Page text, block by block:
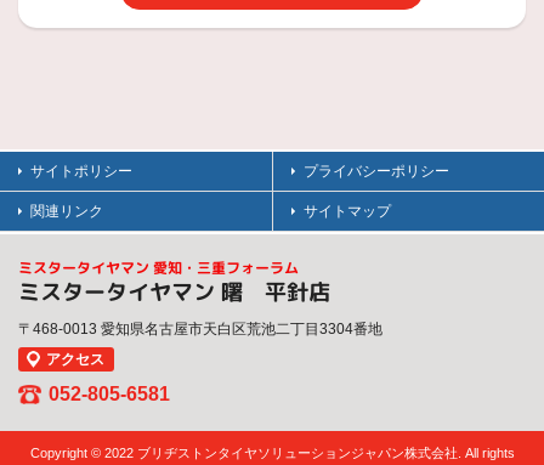
商品情報
POTENZA 「S007A」「RE-71RS」
Enjoy the New Limit 限界を楽しめ！
7つの性能 ただ1つのバランス グレ
ートバランス REGNO（レグノ）
サイトポリシー プライバシーポリシー
関連リンク サイトマップ
ミスタータイヤマン 愛知・三重フォーラム
ミスタータイヤマン 曙 平針店
〒468-0013 愛知県名古屋市天白区荒池二丁目3304番地
アクセス
052-805-6581
Copyright © 2022 ブリヂストンタイヤソリューションジャパン株式会社. All rights